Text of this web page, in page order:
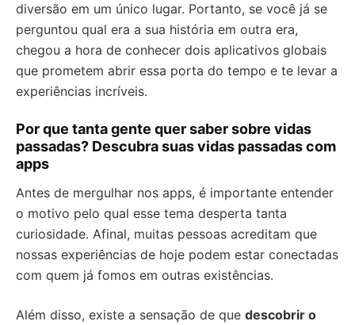
diversão em um único lugar. Portanto, se você já se
perguntou qual era a sua história em outra era,
chegou a hora de conhecer dois aplicativos globais
que prometem abrir essa porta do tempo e te levar a
experiências incríveis.
Por que tanta gente quer saber sobre vidas
passadas? Descubra suas vidas passadas com
apps
Antes de mergulhar nos apps, é importante entender
o motivo pelo qual esse tema desperta tanta
curiosidade. Afinal, muitas pessoas acreditam que
nossas experiências de hoje podem estar conectadas
com quem já fomos em outras existências.
Além disso, existe a sensação de que descobrir o